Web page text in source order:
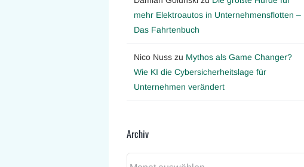
mehr Elektroautos in Unternehmensflotten –
Das Fahrtenbuch
Nico Nuss zu Mythos als Game Changer?
Wie KI die Cybersicherheitslage für
Unternehmen verändert
Archiv